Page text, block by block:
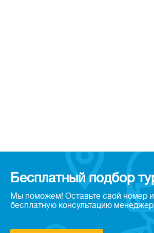
Бесплатный подбор
Мы поможем! Оставьте свой номер и
бесплатную консультацию